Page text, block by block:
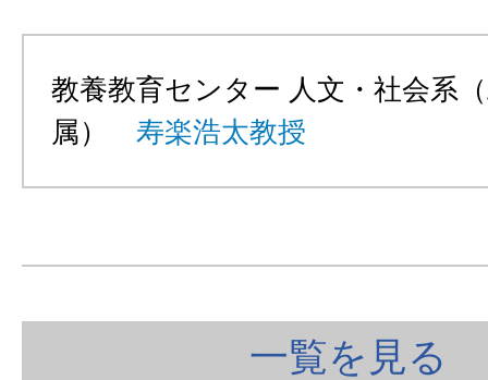
教養教育センター 人文・社会系
属） 寿楽浩太教授
一覧を見る